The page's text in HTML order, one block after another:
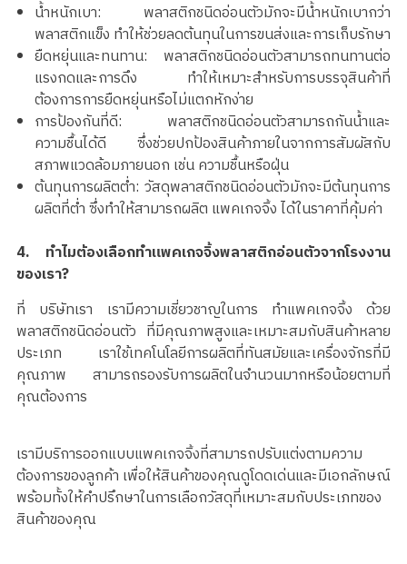
น้ำหนักเบา: พลาสติกชนิดอ่อนตัวมักจะมีน้ำหนักเบากว่า
พลาสติกแข็ง ทำให้ช่วยลดต้นทุนในการขนส่งและการเก็บรักษา
ยืดหยุ่นและทนทาน: พลาสติกชนิดอ่อนตัวสามารถทนทานต่อ
แรงกดและการดึง ทำให้เหมาะสำหรับการบรรจุสินค้าที่
ต้องการการยืดหยุ่นหรือไม่แตกหักง่าย
การป้องกันที่ดี: พลาสติกชนิดอ่อนตัวสามารถกันน้ำและ
ความชื้นได้ดี ซึ่งช่วยปกป้องสินค้าภายในจากการสัมผัสกับ
สภาพแวดล้อมภายนอก เช่น ความชื้นหรือฝุ่น
ต้นทุนการผลิตต่ำ: วัสดุพลาสติกชนิดอ่อนตัวมักจะมีต้นทุนการ
ผลิตที่ต่ำ ซึ่งทำให้สามารถผลิต แพคเกจจิ้ง ได้ในราคาที่คุ้มค่า
4. ทำไมต้องเลือกทำแพคเกจจิ้งพลาสติกอ่อนตัวจากโรงงาน
ของเรา?
ที่ บริษัทเรา เรามีความเชี่ยวชาญในการ ทำแพคเกจจิ้ง ด้วย
พลาสติกชนิดอ่อนตัว ที่มีคุณภาพสูงและเหมาะสมกับสินค้าหลาย
ประเภท เราใช้เทคโนโลยีการผลิตที่ทันสมัยและเครื่องจักรที่มี
คุณภาพ สามารถรองรับการผลิตในจำนวนมากหรือน้อยตามที่
คุณต้องการ
เรามีบริการออกแบบแพคเกจจิ้งที่สามารถปรับแต่งตามความ
ต้องการของลูกค้า เพื่อให้สินค้าของคุณดูโดดเด่นและมีเอกลักษณ์
พร้อมทั้งให้คำปรึกษาในการเลือกวัสดุที่เหมาะสมกับประเภทของ
สินค้าของคุณ